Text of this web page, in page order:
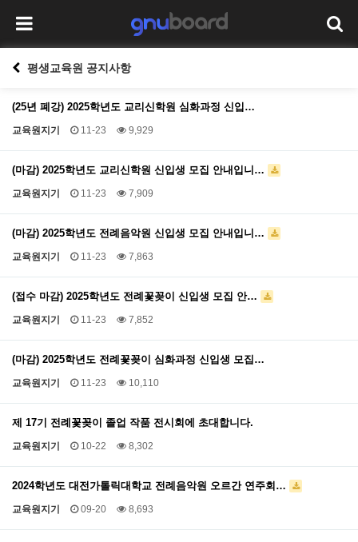
평생교육원 공지사항
(25년 폐강) 2025학년도 교리신학원 심화과정 신입…
교육원지기 11-23 9,929
(마감) 2025학년도 교리신학원 신입생 모집 안내입니…
교육원지기 11-23 7,909
(마감) 2025학년도 전례음악원 신입생 모집 안내입니…
교육원지기 11-23 7,863
(접수 마감) 2025학년도 전례꽃꽂이 신입생 모집 안…
교육원지기 11-23 7,852
(마감) 2025학년도 전례꽃꽂이 심화과정 신입생 모집…
교육원지기 11-23 10,110
제 17기 전례꽃꽂이 졸업 작품 전시회에 초대합니다.
교육원지기 10-22 8,302
2024학년도 대전가톨릭대학교 전례음악원 오르간 연주회…
교육원지기 09-20 8,693